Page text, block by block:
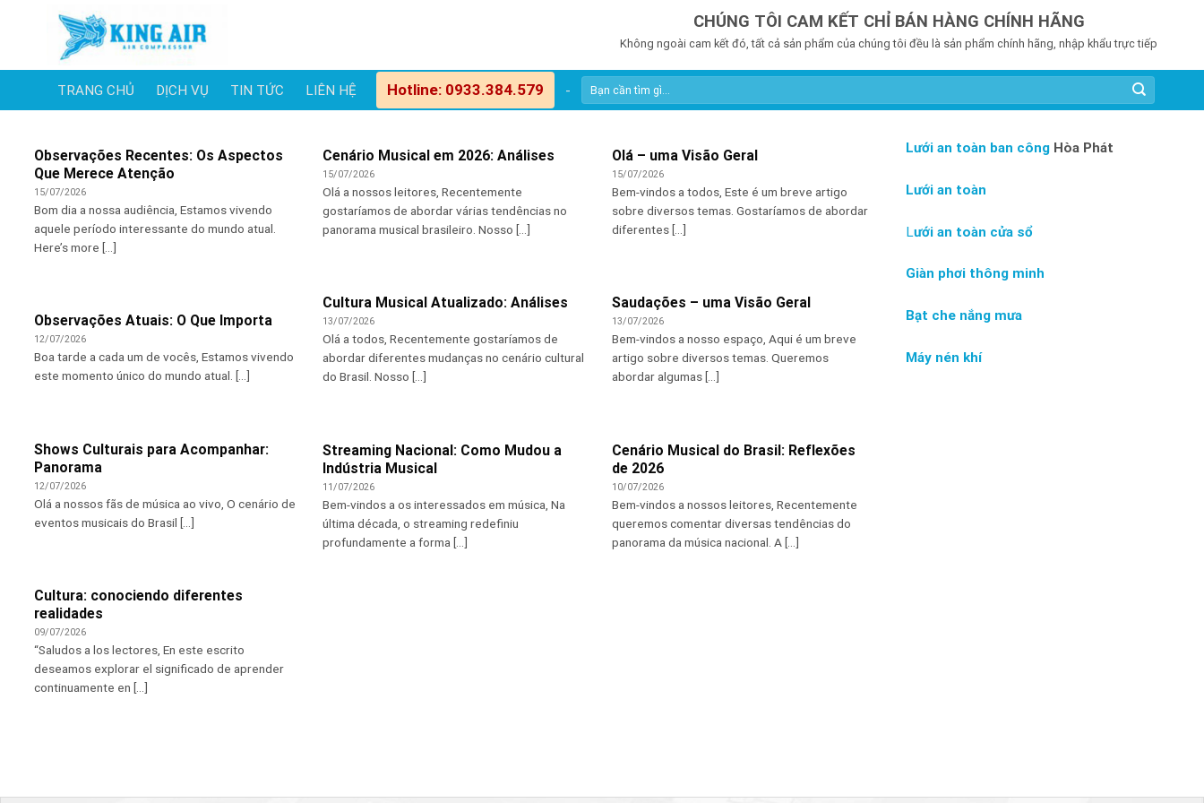
CHÚNG TÔI CAM KẾT CHỈ BÁN HÀNG CHÍNH HÃNG
Không ngoài cam kết đó, tất cả sản phẩm của chúng tôi đều là sản phẩm chính hãng, nhập khẩu trực tiếp
TRANG CHỦ DỊCH VỤ TIN TỨC LIÊN HỆ Hotline: 0933.384.579 -
Observações Recentes: Os Aspectos
Que Merece Atenção
15/07/2026
Bom dia a nossa audiência, Estamos vivendo
aquele período interessante do mundo atual.
Here’s more [...]
Cenário Musical em 2026: Análises
15/07/2026
Olá a nossos leitores, Recentemente
gostaríamos de abordar várias tendências no
panorama musical brasileiro. Nosso [...]
Olá – uma Visão Geral
15/07/2026
Bem-vindos a todos, Este é um breve artigo
sobre diversos temas. Gostaríamos de abordar
diferentes [...]
Cultura Musical Atualizado: Análises
13/07/2026
Olá a todos, Recentemente gostaríamos de
abordar diferentes mudanças no cenário cultural
do Brasil. Nosso [...]
Saudações – uma Visão Geral
13/07/2026
Bem-vindos a nosso espaço, Aqui é um breve
artigo sobre diversos temas. Queremos
abordar algumas [...]
Observações Atuais: O Que Importa
12/07/2026
Boa tarde a cada um de vocês, Estamos vivendo
este momento único do mundo atual. [...]
Shows Culturais para Acompanhar:
Panorama
12/07/2026
Olá a nossos fãs de música ao vivo, O cenário de
eventos musicais do Brasil [...]
Streaming Nacional: Como Mudou a
Indústria Musical
11/07/2026
Bem-vindos a os interessados em música, Na
última década, o streaming redefiniu
profundamente a forma [...]
Cenário Musical do Brasil: Reflexões
de 2026
10/07/2026
Bem-vindos a nossos leitores, Recentemente
queremos comentar diversas tendências do
panorama da música nacional. A [...]
Cultura: conociendo diferentes
realidades
09/07/2026
“Saludos a los lectores, En este escrito
deseamos explorar el significado de aprender
continuamente en [...]
Lưới an toàn ban công Hòa Phát
Lưới an toàn
Lưới an toàn cửa sổ
Giàn phơi thông minh
Bạt che nắng mưa
Máy nén khí